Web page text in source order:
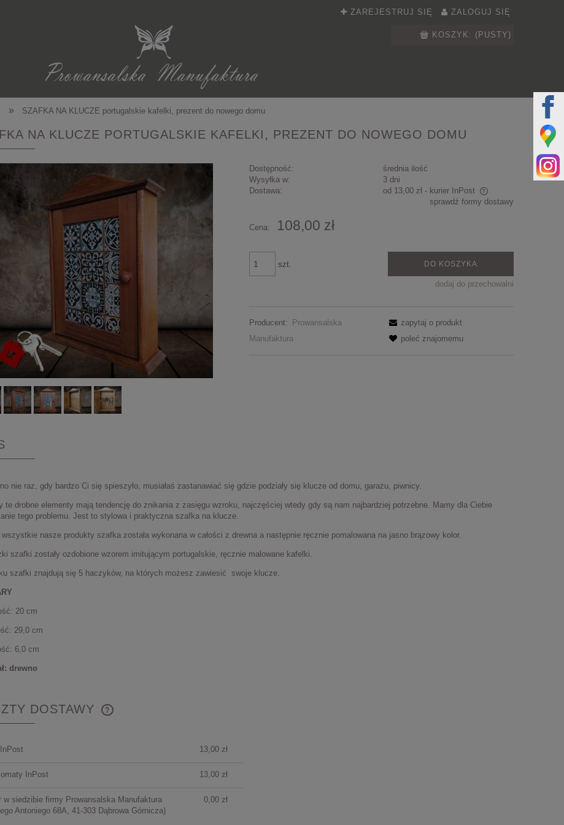
ZAREJESTRUJ SIĘ ZALOGUJ SIĘ
KOSZYK: (PUSTY)
» SZAFKA NA KLUCZE portugalskie kafelki, prezent do nowego domu
NA KLUCZE PORTUGALSKIE KAFELKI, PREZENT DO NOWEGO DOMU
Dostępność:
średnia ilość
Wysyłka w:
3 dni
Dostawa:
od 13,00 zł - kurier InPost
Cena nie zawiera ewentualnych kosztów
płatności
sprawdź formy dostawy
Cena: 108,00 zł
szt. DO KOSZYKA
dodaj do przechowalni
Producent:
Prowansalska
Manufaktura
zapytaj o produkt
poleć znajomemu
nie raz, gdy bardzo Ci się spieszyło, musiałaś zastanawiać się gdzie podziały się klucze od domu, garażu, piwnicy.
te drobne elementy mają tendencję do znikania z zasięgu wzroku, najczęściej wtedy gdy są nam najbardziej potrzebne. Mamy dla Ciebie
tego problemu. Jest to stylowa i praktyczna szafka na klucze.
nasze produkty szafka została wykonana w całości z drewna a następnie ręcznie pomalowana na jasno brązowy kolor.
szafki zostały ozdobione wzorem imitującym portugalskie, ręcznie malowane kafelki.
szafki znajdują się 5 haczyków, na których możesz zawiesić swoje klucze.
20 cm
29,0 cm
6,0 cm
drewno
DOSTAWY
EWENTUALNYCH KOSZTÓW
13,00 zł
InPost 13,00 zł
w siedzibie firmy Prowansalska Manufaktura
Antoniego 68A, 41-303 Dąbrowa Górnicza)
0,00 zł